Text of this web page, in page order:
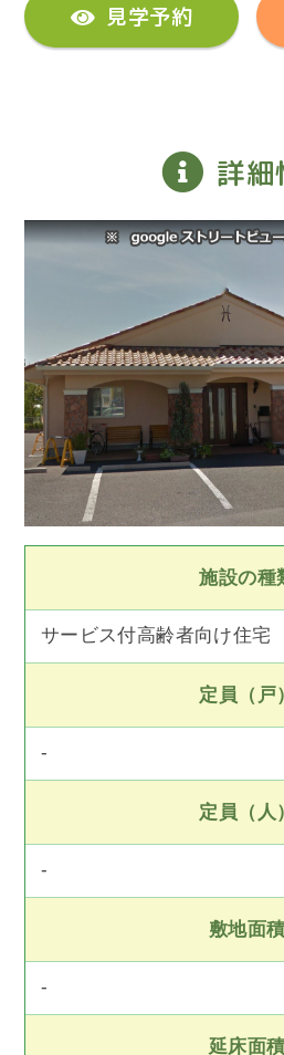
見学予約
詳細
施設の種
サービス付高齢者向け住宅
定員（戸）
-
定員（人）
-
敷地面積
-
延床面積